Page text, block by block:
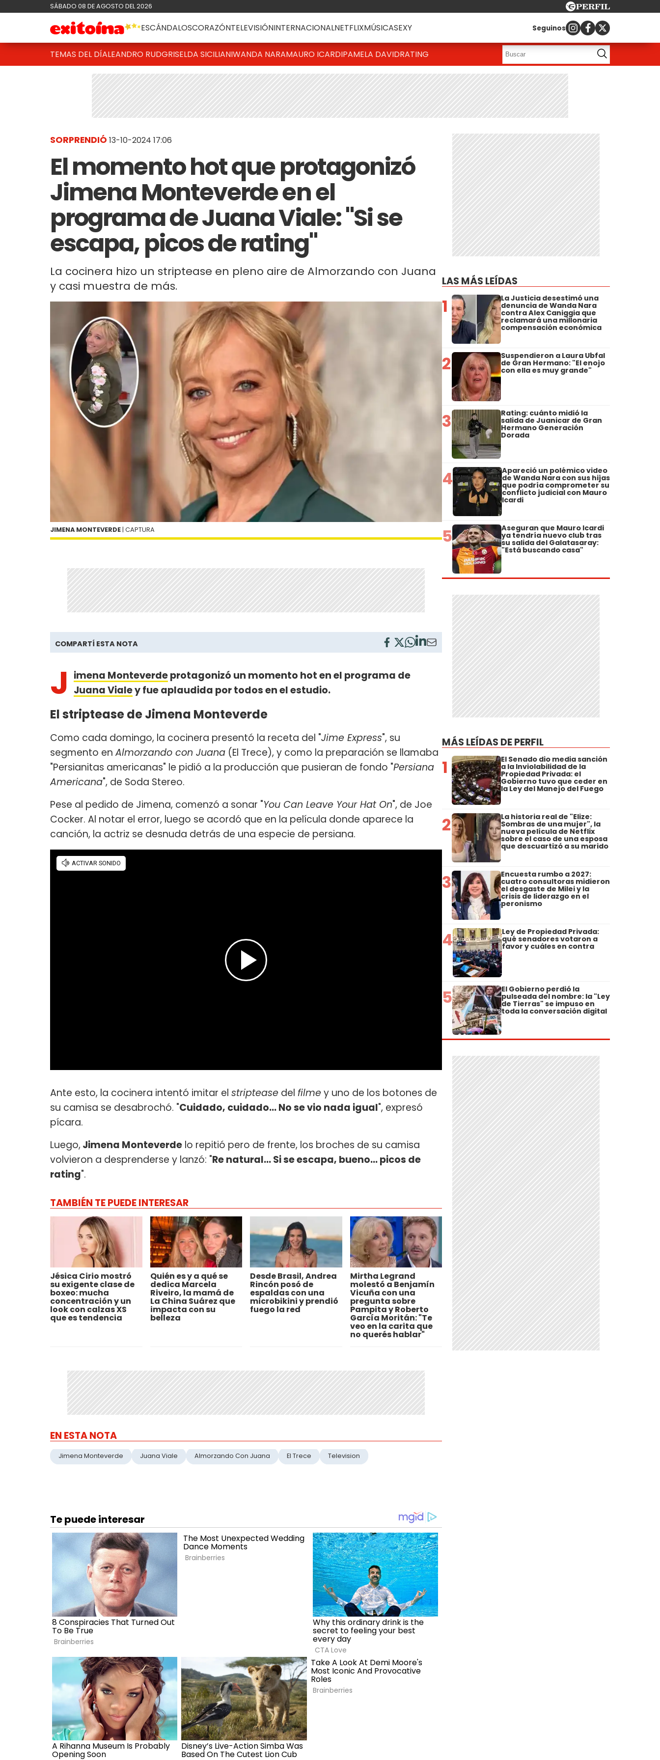
SÁBADO 08 DE AGOSTO DEL 2026
ESCÁNDALOSCORAZÓNTELEVISIÓNINTERNACIONALNETFLIXMÚSICASEXY Seguinos
TEMAS DEL DÍALEANDRO RUDGRISELDA SICILIANIWANDA NARAMAURO ICARDIPAMELA DAVIDRATING
SORPRENDIÓ 13-10-2024 17:06
El momento hot que protagonizó
Jimena Monteverde en el
programa de Juana Viale: "Si se
escapa, picos de rating"
La cocinera hizo un striptease en pleno aire de Almorzando con Juana
y casi muestra de más.
JIMENA MONTEVERDE | CAPTURA
COMPARTÍ ESTA NOTA
J imena Monteverdeprotagonizó un momento hot en el programa de
Juana Vialey fue aplaudida por todos en el estudio.
El striptease de Jimena Monteverde
Como cada domingo, la cocinera presentó la receta del "Jime Express", su
segmento enAlmorzando con Juana (El Trece), y como la preparación se llamaba
"Persianitas americanas" le pidió a la producción que pusieran de fondo "Persiana
Americana", de Soda Stereo.
Pese al pedido de Jimena, comenzó a sonar "You Can Leave Your Hat On", de Joe
Cocker. Al notar el error, luego se acordó que en la película donde aparece la
canción, la actriz se desnuda detrás de una especie de persiana.
Ante esto, la cocinera intentó imitar el striptease del filmey uno de los botones de
su camisa se desabrochó. "Cuidado, cuidado... No se vio nada igual", expresó
pícara.
Luego, Jimena Monteverde lo repitió pero de frente, los broches de su camisa
volvieron a desprenderse y lanzó: "Re natural... Si se escapa, bueno... picos de
rating".
TAMBIÉN TE PUEDE INTERESAR
Jésica Cirio mostró
su exigente clase de
boxeo: mucha
concentración y un
look con calzas XS
que es tendencia
Quién es y a qué se
dedica Marcela
Riveiro, la mamá de
La China Suárez que
impacta con su
belleza
Desde Brasil, Andrea
Rincón posó de
espaldas con una
microbikini y prendió
fuego la red
Mirtha Legrand
molestó a Benjamín
Vicuña con una
pregunta sobre
Pampita y Roberto
García Moritán: "Te
veo en la carita que
no querés hablar"
EN ESTA NOTA
Jimena Monteverde Juana Viale Almorzando Con Juana El Trece Television
LAS MÁS LEÍDAS
1 La Justicia desestimó una
denuncia de Wanda Nara
contra Alex Caniggia que
reclamará una millonaria
compensación económica
2 Suspendieron a Laura Ubfal
de Gran Hermano: "El enojo
con ella es muy grande"
3 Rating: cuánto midió la
salida de Juanicar de Gran
Hermano Generación
Dorada
4 Apareció un polémico video
de Wanda Nara con sus hijas
que podría comprometer su
conflicto judicial con Mauro
Icardi
5 Aseguran que Mauro Icardi
ya tendría nuevo club tras
su salida del Galatasaray:
"Está buscando casa"
MÁS LEÍDAS DE PERFIL
1 El Senado dio media sanción
a la Inviolabilidad de la
Propiedad Privada: el
Gobierno tuvo que ceder en
la Ley del Manejo del Fuego
2 La historia real de "Elize:
Sombras de una mujer", la
nueva película de Netflix
sobre el caso de una esposa
que descuartizó a su marido
3 Encuesta rumbo a 2027:
cuatro consultoras midieron
el desgaste de Milei y la
crisis de liderazgo en el
peronismo
4 Ley de Propiedad Privada:
qué senadores votaron a
favor y cuáles en contra
5 El Gobierno perdió la
pulseada del nombre: la "Ley
de Tierras" se impuso en
toda la conversación digital